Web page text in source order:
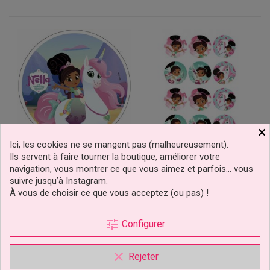
Disque Azyme Trinket Et
Princesse Nella
Prix
3,29 €
Ajouter au panier
Mini Disques À Cupcake Et
Biscuits Princesse Nella
Prix
4,99 €
Ajouter au panier
×
Ici, les cookies ne se mangent pas (malheureusement).
Ils servent à faire tourner la boutique, améliorer votre
navigation, vous montrer ce que vous aimez et parfois… vous
suivre jusqu’à Instagram.
À vous de choisir ce que vous acceptez (ou pas) !
tune Configurer
clear Rejeter